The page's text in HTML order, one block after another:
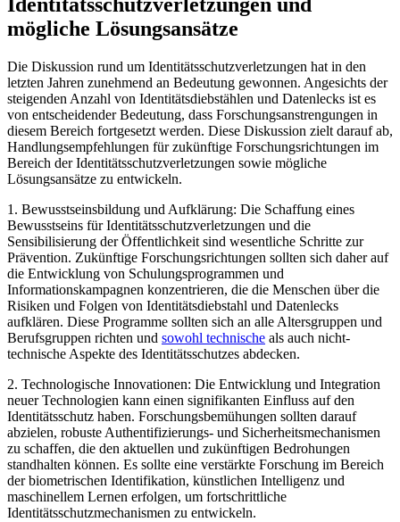
mögliche Lösungsansätze
Die Diskussion rund um ⁣Identitätsschutzverletzungen hat⁢ in⁣ den
letzten Jahren zunehmend an Bedeutung gewonnen. Angesichts der⁣
steigenden Anzahl von Identitätsdiebstählen und⁤ Datenlecks ist es
von entscheidender Bedeutung, dass Forschungsanstrengungen‌ in
diesem Bereich fortgesetzt werden. Diese ‌Diskussion zielt⁢ darauf ab,
Handlungsempfehlungen für zukünftige Forschungsrichtungen⁢ im
Bereich⁤ der Identitätsschutzverletzungen sowie mögliche
Lösungsansätze zu entwickeln.
1. Bewusstseinsbildung‍ und Aufklärung: Die Schaffung eines
Bewusstseins​ für ⁢Identitätsschutzverletzungen und‍ die
Sensibilisierung der Öffentlichkeit sind wesentliche Schritte zur
Prävention. Zukünftige Forschungsrichtungen sollten sich ​daher auf
die ‌Entwicklung‍ von Schulungsprogrammen und⁣
Informationskampagnen konzentrieren,‍ die die Menschen über die
Risiken und⁣ Folgen von Identitätsdiebstahl ‍und ​Datenlecks
aufklären. Diese Programme ​sollten sich ‍an alle Altersgruppen und
Berufsgruppen richten‌ und sowohl technische als auch nicht-
technische Aspekte des Identitätsschutzes abdecken.
2. Technologische Innovationen: Die Entwicklung und Integration
neuer Technologien kann einen signifikanten Einfluss auf den
Identitätsschutz haben. Forschungsbemühungen ​sollten ‌darauf
abzielen, robuste Authentifizierungs- und Sicherheitsmechanismen
zu schaffen, die ‌den aktuellen und‌ zukünftigen Bedrohungen
standhalten können. Es sollte‌ eine‍ verstärkte‌ Forschung im Bereich
der biometrischen Identifikation, künstlichen Intelligenz und
maschinellem Lernen‌ erfolgen, ⁤um fortschrittliche
Identitätsschutzmechanismen zu entwickeln.